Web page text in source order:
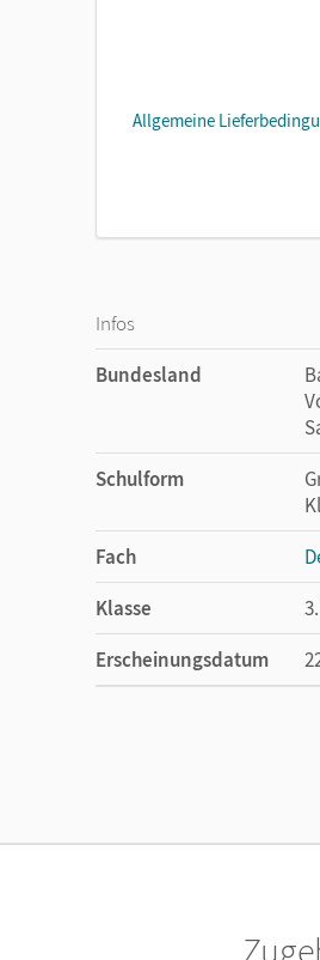
Allgemeine
Infos
Bundesland
Schulform
Fach
Klasse
Erscheinungsdatum